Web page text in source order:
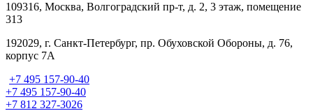
109316, Москва, Волгоградский пр-т, д. 2, 3 этаж, помещение
313
192029, г. Санкт-Петербург, пр. Обуховской Обороны, д. 76,
корпус 7А
+7 495 157-90-40
+7 495 157-90-40
+7 812 327-3026